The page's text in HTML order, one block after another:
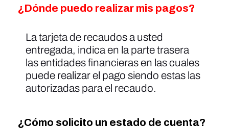
¿Dónde puedo realizar mis pagos?
¿Cómo solicito un estado de cuenta?
La tarjeta de recaudos a usted
entregada, indica en la parte trasera
las entidades financieras en las cuales
puede realizar el pago siendo estas las
autorizadas para el recaudo.